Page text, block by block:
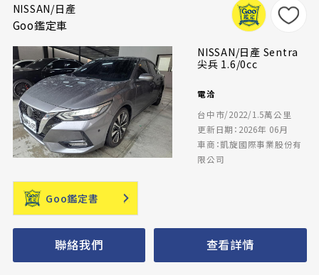
NISSAN/日產
Goo鑑定車
NISSAN/日產 Sentra
尖兵 1.6/0cc
電洽
台中市/2022/1.5萬公里
更新日期：2026年 06月
車商：凱旋國際事業股份有
限公司
Goo鑑定書
聯絡我們 查看詳情